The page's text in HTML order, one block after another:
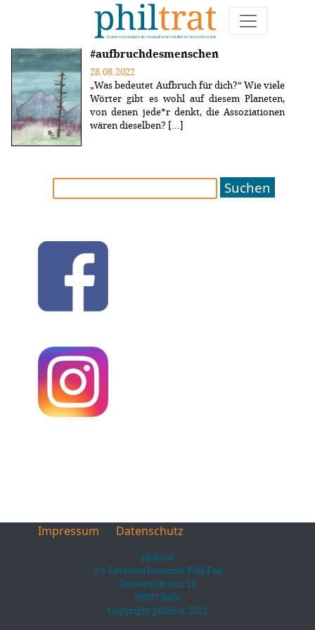
Weitere Artikel zum Thema "Neustart"
#aufbruchdesmenschen
28.08.2022
„Was bedeutet Aufbruch für dich?“ Wie viele
Wörter gibt es wohl auf diesem Planeten,
von denen jede*r denkt, die Assoziationen
wären dieselben? [...]
Suchen
Impressum Datenschutz
philtrat
c/o SprecherInnenrat Phil-Fak
Universitätsstr.16
50937 Köln
Copyright philtrat 2021